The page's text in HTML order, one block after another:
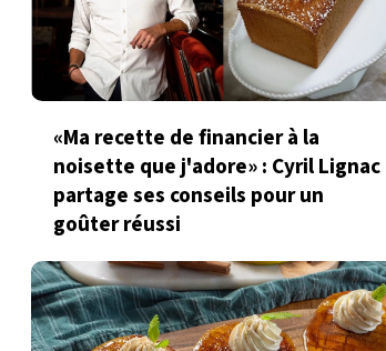
«Ma recette de financier à la
noisette que j'adore» : Cyril Lignac
partage ses conseils pour un
goûter réussi